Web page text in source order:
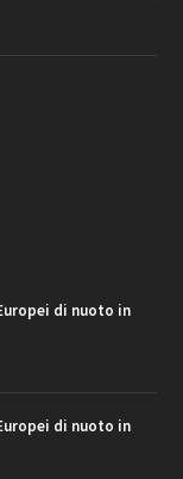
di nuoto in
di nuoto in